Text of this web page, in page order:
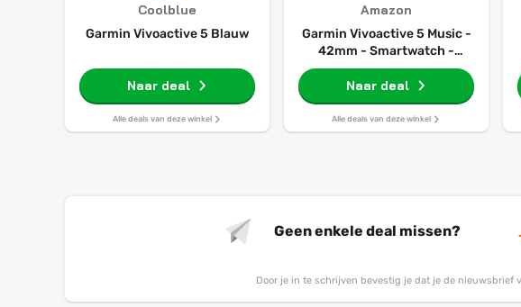
Coolblue
Garmin Vivoactive 5 Blauw
Naar deal
Alle deals van deze winkel
Amazon
Garmin Vivoactive 5 Music -
42mm - Smartwatch -
Sporthorloge
Naar deal
Alle deals van deze winkel
Geen enkele deal missen?
Door je in te schrijven bevestig je dat je de nieuwsbrief